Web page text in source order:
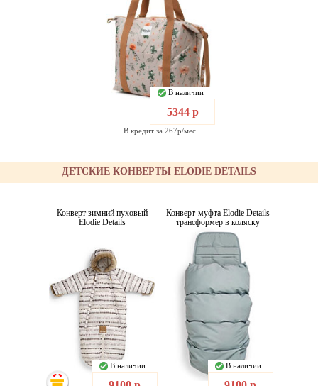
В наличии
5344 р
В кредит за 267р/мес
ДЕТСКИЕ КОНВЕРТЫ ELODIE DETAILS
Конверт зимний пуховый
Elodie Details
В наличии
Конверт-муфта Elodie Details
трансформер в коляску
В наличии